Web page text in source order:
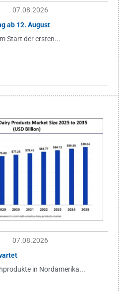
07.08.2026
ab 12. August
Start der ersten...
07.08.2026
in Nordamerika...